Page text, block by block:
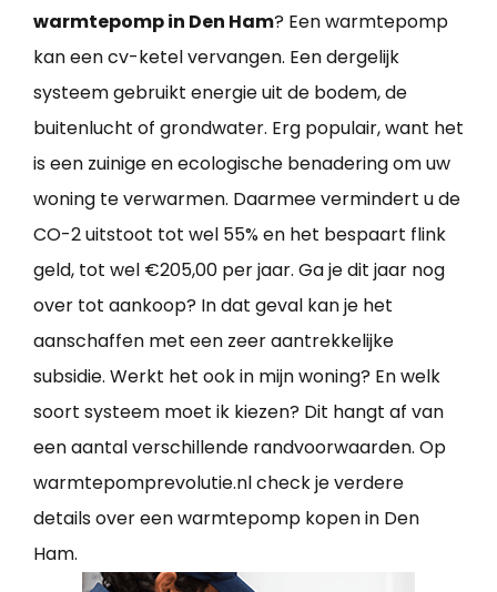
warmtepomp in Den Ham? Een warmtepomp
kan een cv-ketel vervangen. Een dergelijk
systeem gebruikt energie uit de bodem, de
buitenlucht of grondwater. Erg populair, want het
is een zuinige en ecologische benadering om uw
woning te verwarmen. Daarmee vermindert u de
CO-2 uitstoot tot wel 55% en het bespaart flink
geld, tot wel €205,00 per jaar. Ga je dit jaar nog
over tot aankoop? In dat geval kan je het
aanschaffen met een zeer aantrekkelijke
subsidie. Werkt het ook in mijn woning? En welk
soort systeem moet ik kiezen? Dit hangt af van
een aantal verschillende randvoorwaarden. Op
warmtepomprevolutie.nl check je verdere
details over een warmtepomp kopen in Den
Ham.